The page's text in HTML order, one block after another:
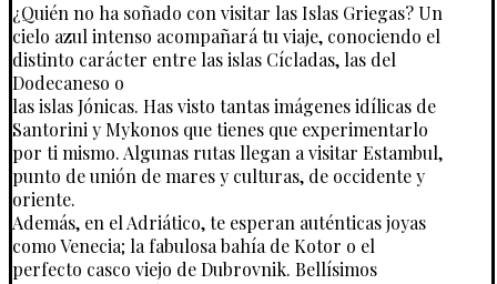
¿Quién no ha soñado con visitar las Islas Griegas? Un
cielo azul intenso acompañará tu viaje, conociendo el
distinto carácter entre las islas Cícladas, las del
Dodecaneso o
las islas Jónicas. Has visto tantas imágenes idílicas de
Santorini y Mykonos que tienes que experimentarlo
por ti mismo. Algunas rutas llegan a visitar Estambul,
punto de unión de mares y culturas, de occidente y
oriente.
Además, en el Adriático, te esperan auténticas joyas
como Venecia; la fabulosa bahía de Kotor o el
perfecto casco viejo de Dubrovnik. Bellísimos